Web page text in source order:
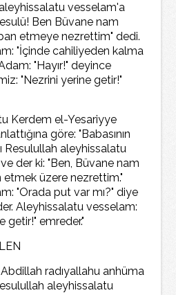
vesselam'a
Ben Büvane nam
etmeye nezrettim" dedi.
"İçinde cahiliyeden kalma
"Hayır!" deyince
"Nezrini yerine getir!"
Kerdem el-Yesariyye
göre: "Babasının
Resulullah aleyhissalatu
der ki: "Ben, Büvane nam
üzere nezrettim."
"Orada put var mı?" diye
Aleyhissalatu vesselam:
getir!" emreder."
radıyallahu anhüma
aleyhissalatu